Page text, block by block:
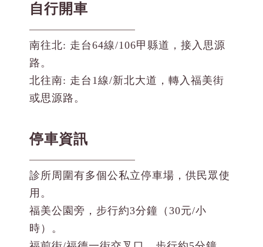
自行開車
南往北: 走台64線/106甲縣道，接入思源
路。
北往南: 走台1線/新北大道，轉入福美街
或思源路。
停車資訊
診所周圍有多個公私立停車場，供民眾使
用。
福美公園旁，步行約3分鐘（30元/小
時）。